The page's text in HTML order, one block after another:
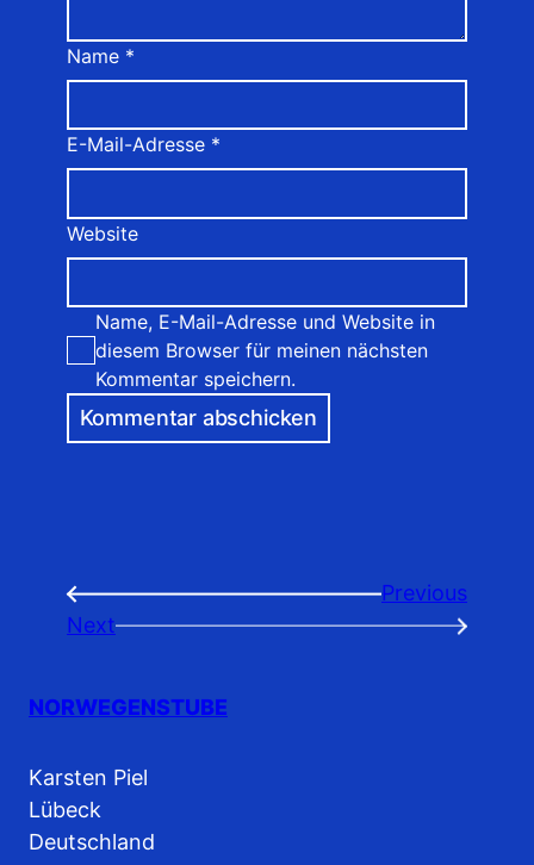
Name *
E-Mail-Adresse *
Website
Name, E-Mail-Adresse und Website in
diesem Browser für meinen nächsten
Kommentar speichern.
←
Previous
Next
→
NORWEGENSTUBE
Karsten Piel
Lübeck
Deutschland